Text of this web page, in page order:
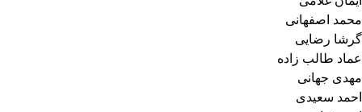
محمد اصفهانی
گرشا رضایی
عماد طالب زاده
مهدی جهانی
احمد سعیدی